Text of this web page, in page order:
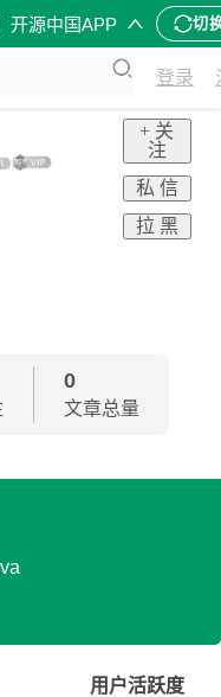
开源中国APP 切
登录
+ 关
注
私 信
拉 黑
0
文章总量
用户活跃度